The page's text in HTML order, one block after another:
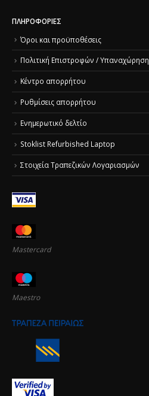
ΠΛΗΡΟΦΟΡΊΕΣ
Όροι και προϋποθέσεις
Πολιτική Επιστροφών / Υπαναχώρηση
Κέντρο απορρήτου
Ρυθμίσεις απορρήτου
Ενημερωτικό δελτίο
Stoklist Refurbished Laptop
Στοιχεία Τραπεζικών Λογαριασμών
Mastercard
Maestro